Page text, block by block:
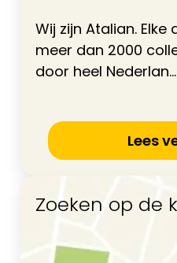
Wij zijn Atalian. Elke
meer dan 2000
door heel Nederlan...
Lees
Zoeken op de